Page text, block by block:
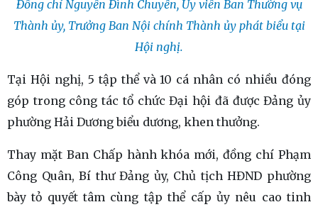
Đồng chí Nguyễn Đình Chuyến, Ủy viên Ban Thường vụ
Thành ủy, Trưởng Ban Nội chính Thành ủy phát biểu tại
Hội nghị.
Tại Hội nghị, 5 tập thể và 10 cá nhân có nhiều đóng
góp trong công tác tổ chức Đại hội đã được Đảng ủy
phường Hải Dương biểu dương, khen thưởng.
Thay mặt Ban Chấp hành khóa mới, đồng chí Phạm
Công Quân, Bí thư Đảng ủy, Chủ tịch HĐND phường
bày tỏ quyết tâm cùng tập thể cấp ủy nêu cao tinh